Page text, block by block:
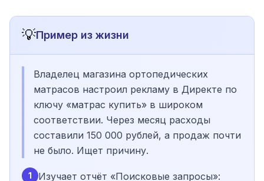
💡Пример из жизни
Владелец магазина ортопедических
матрасов настроил рекламу в Директе по
ключу «матрас купить» в широком
соответствии. Через месяц расходы
составили 150 000 рублей, а продаж почти
не было. Ищет причину.
1
Изучает отчёт «Поисковые запросы»: